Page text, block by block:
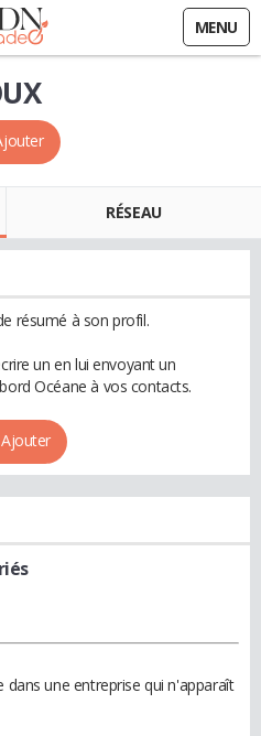
MENU
RÉSEAU
résumé à son profil.
un en lui envoyant un
Océane à vos contacts.
Ajouter
dans une entreprise qui n'apparaît